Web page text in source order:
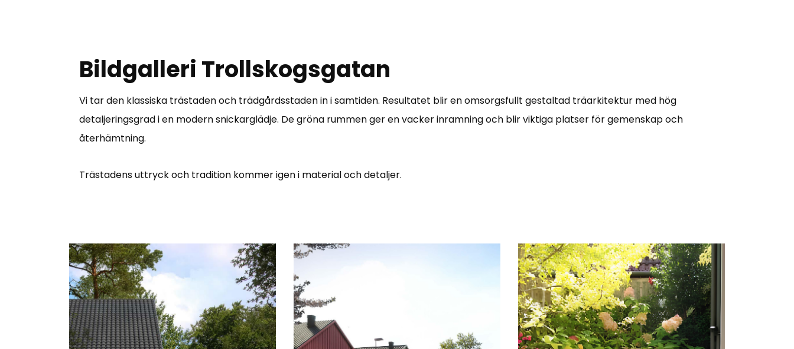
Bildgalleri Trollskogsgatan
Vi tar den klassiska trästaden och trädgårdsstaden in i samtiden. Resultatet blir en omsorgsfullt gestaltad träarkitektur med hög
detaljeringsgrad i en modern snickarglädje. De gröna rummen ger en vacker inramning och blir viktiga platser för gemenskap och
återhämtning.
Trästadens uttryck och tradition kommer igen i material och detaljer.